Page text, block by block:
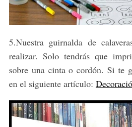
5.Nuestra guirnalda de
realizar. Solo tendrás que
sobre una cinta o cordón. Si te
en el siguiente artículo: